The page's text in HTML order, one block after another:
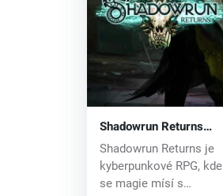
Shadowrun Returns
(PC) CD key
Shadowrun Returns je
kyberpunkové RPG, kde
se magie mísí s